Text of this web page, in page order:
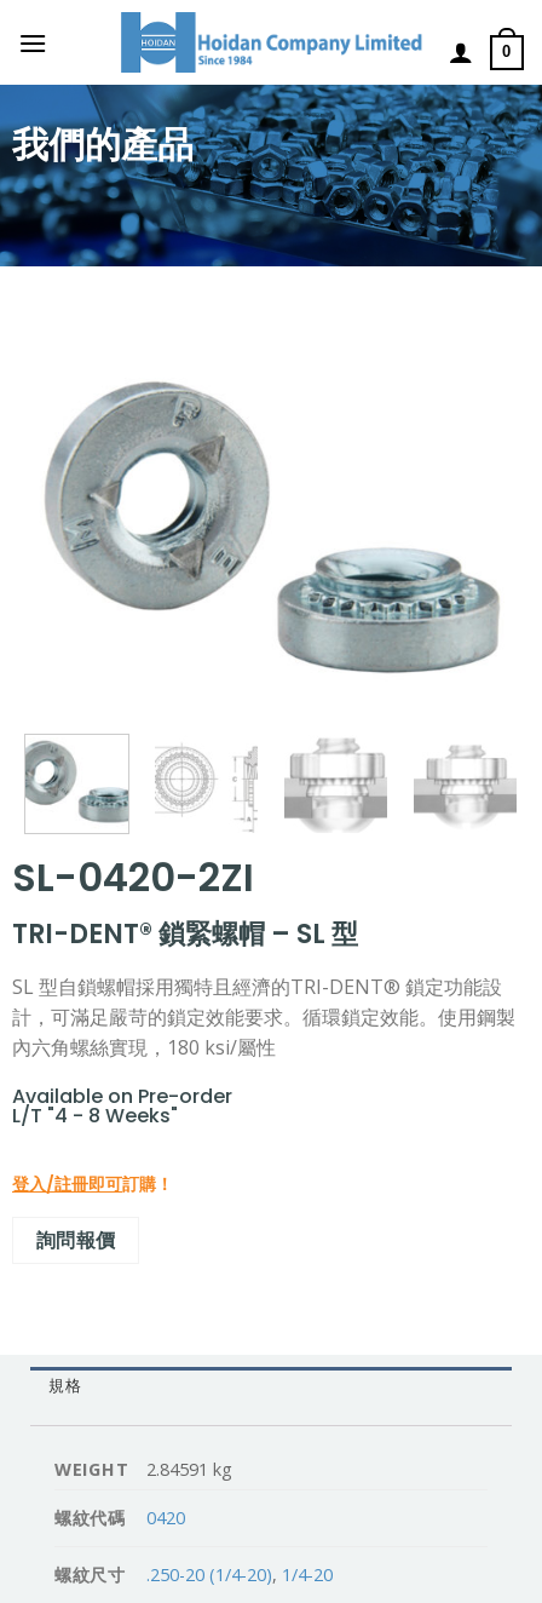
0
我們的產品
SL-0420-2ZI
TRI-DENT® 鎖緊螺帽 – SL 型
SL 型自鎖螺帽採用獨特且經濟的TRI-DENT® 鎖定功能設
計，可滿足嚴苛的鎖定效能要求。循環鎖定效能。使用鋼製
內六角螺絲實現，180 ksi/屬性
Available on Pre-order
L/T "4 - 8 Weeks"
登入/註冊即可訂購！
詢問報價
規格
WEIGHT 2.84591 kg
螺紋代碼 0420
螺紋尺寸 .250-20 (1/4-20), 1/4-20